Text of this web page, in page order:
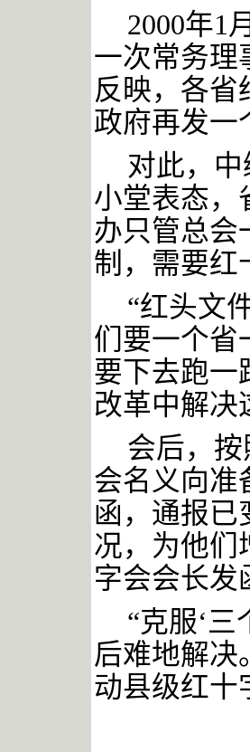
2000年1
一次常务理
反映，各省
政府再发一
对此，
小堂表态，
办只管总会
制，需要红
“红头文
们要一个省
要下去跑一
改革中解决
会后，
会名义向准
函，通报已
况，为他们
字会会长发
“克服‘
后难地解决
动县级红十